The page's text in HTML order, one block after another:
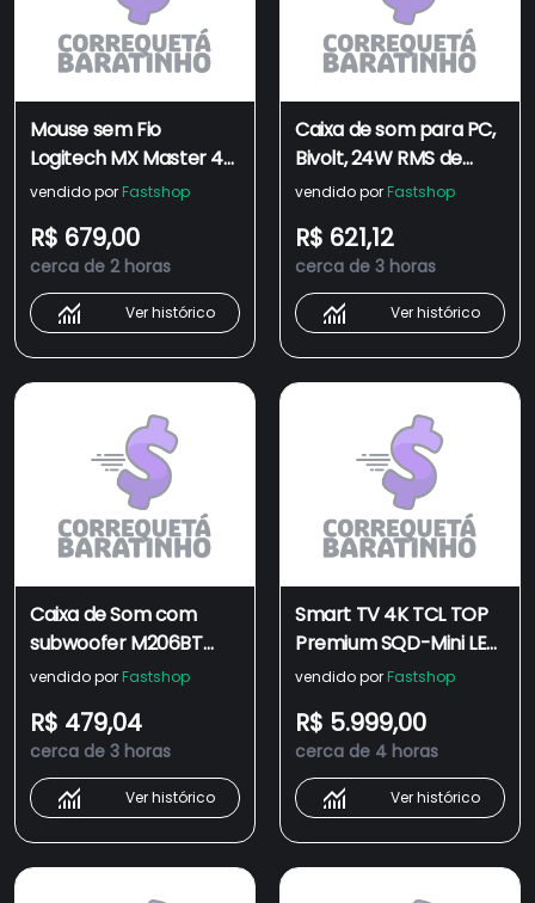
Mouse sem Fio
Logitech MX Master 4
com Feedback Tátil,
Conexão USB-
C/Bluetooth - Grafite
vendido por Fastshop
R$ 679,00
cerca de 2 horas
Ver histórico
Caixa de som para PC,
Bivolt, 24W RMS de
Potência, Madeira MDF,
EDIFIER
vendido por Fastshop
R$ 621,12
cerca de 3 horas
Ver histórico
Caixa de Som com
subwoofer M206BT
Bluetooth 34W RMS
vendido por Fastshop
R$ 479,04
cerca de 3 horas
Ver histórico
Smart TV 4K TCL TOP
Premium SQD-Mini LED
65” Polegadas
Dolby Vision, 144Hz,
Google TV - 65C7L
vendido por Fastshop
R$ 5.999,00
cerca de 4 horas
Ver histórico